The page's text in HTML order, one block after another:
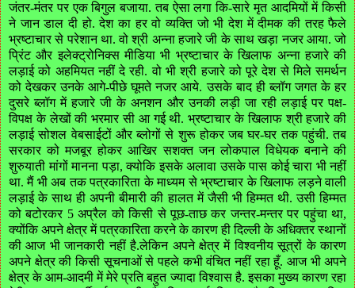
जंतर-मंतर पर एक बिगुल बजाया.तब ऐसा लगा कि-सारे मृत आदमियों में किसी
ने जान डाल दी हो.देश का हर वो व्यक्ति जो भी देश में दीमक की तरह फैले
भ्रष्टाचार से परेशान था.वो श्री अन्ना हजारे जी के साथ खड़ा नजर आया.जो
प्रिंट और इलेक्ट्रोनिक्स मीडिया भी भ्रष्टाचार के खिलाफ अन्ना हजारे की
लड़ाई को अहमियत नहीं दे रही.वो भी श्री हजारे को पूरे देश से मिले समर्थन
को देखकर उनके आगे-पीछे घूमते नजर आये.उसके बाद ही ब्लॉग जगत के हर
दुसरे ब्लॉग में हजारे जी के अनशन और उनकी लड़ी जा रही लड़ाई पर पक्ष-
विपक्ष के लेखों की भरमार सी आ गई थी.भ्रष्टाचार के खिलाफ श्री हजारे की
लड़ाई सोशल वेबसाईटों और ब्लोगों से शुरू होकर जब घर-घर तक पहुंची.तब
सरकार को मजबूर होकर आखिर सशक्त जन लोकपाल विधेयक बनाने की
शुरुयाती मांगों मानना पड़ा,क्योकि इसके अलावा उसके पास कोई चारा भी नहीं
था.मैं भी अब तक पत्रकारिता के माध्यम से भ्रष्टाचार के खिलाफ लड़ने वाली
लड़ाई के साथ ही अपनी बीमारी की हालत में जैसी भी हिम्मत थी.उसी हिम्मत
को बटोरकर5अप्रैल को किसी से पूछ-ताछ कर जन्तर-मन्तर पर पहुंचा था,
क्योंकि अपने क्षेत्र में पत्रकारिता करने के कारण ही दिल्ली के अधिक्तर स्थानों
की आज भी जानकारी नहीं है.लेकिन अपने क्षेत्र में विश्वनीय सूत्रों के कारण
अपने क्षेत्र की किसी सूचनाओं से पहले कभी वंचित नहीं रहा हूँ. आज भी अपने
क्षेत्र के आम-आदमी में मेरे प्रति बहुत ज्यादा विश्वास है.इसका मुख्य कारण रहा